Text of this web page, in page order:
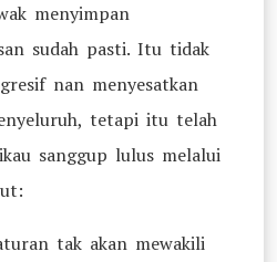
menyimpan
sudah pasti. Itu tidak
nan menyesatkan
tetapi itu telah
sanggup lulus melalui
tak akan mewakili